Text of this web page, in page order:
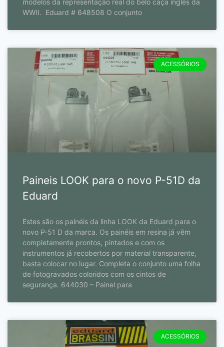
modelos da representação real do belo caça inglês da
WWII. Eduard # 648508 O conjunto
ACESSÓRIOS
Paineis LOOK para o novo P-51D da
Eduard
Estes são os painéis da linha LOOK da Eduard para o
novo P-51 D da marca. Os painéis em resina já vêm
completamente prontos, pintados e com os
instrumentos já recobertos por material transparente,
basta colocar no lugar. Completa o conjunto uma folha
de fotogravados coloridos com os cintos de
segurança. 644030 – Painel para
ACESSÓRIOS